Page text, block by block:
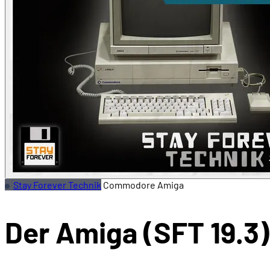
Stay Forever Technik Commodore Amiga
Der Amiga (SFT 19.3)